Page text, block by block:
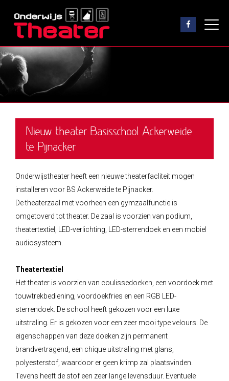
Nieuw theater Basisschool Ackerweide
te Pijnacker
Onderwijstheater heeft een nieuwe theaterfacliteit mogen
installeren voor BS Ackerweide te Pijnacker.
De theaterzaal met voorheen een gymzaalfunctie is
omgetoverd tot theater. De zaal is voorzien van podium,
theatertextiel, LED-verlichting, LED-sterrendoek en een mobiel
audiosysteem.
Theatertextiel
Het theater is voorzien van coulissedoeken, een voordoek met
touwtrekbediening, voordoekfries en een RGB LED-
sterrendoek. De school heeft gekozen voor een luxe
uitstraling. Er is gekozen voor een zeer mooi type velours. De
eigenschappen van deze doeken zijn permanent
brandvertragend, een chique uitstraling met glans,
polyesterstof, waardoor er geen krimp zal plaatsvinden.
Tevens heeft de stof een zeer lange levensduur. Eventuele